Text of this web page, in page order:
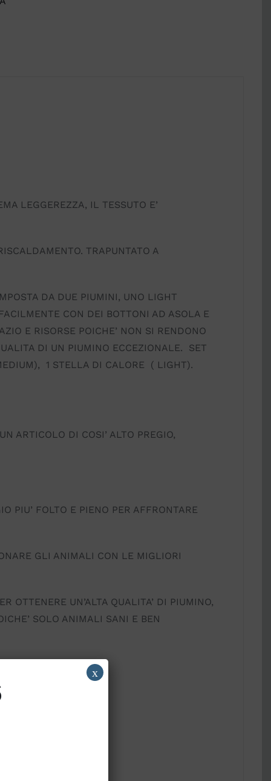
LEGGEREZZA, IL TESSUTO E’
TRAPUNTATO A
DA DUE PIUMINI, UNO LIGHT
CON DEI BOTTONI AD ASOLA E
E RISORSE POICHE’ NON SI RENDONO
DI UN PIUMINO ECCEZIONALE. SET
1 STELLA DI CALORE ( LIGHT).
ARTICOLO DI COSI’ ALTO PREGIO,
PIU’ FOLTO E PIENO PER AFFRONTARE
GLI ANIMALI CON LE MIGLIORI
OTTENERE UN’ALTA QUALITA’ DI PIUMINO,
SOLO ANIMALI SANI E BEN
x